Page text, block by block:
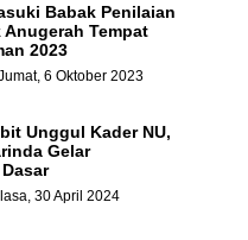
Babak Penilaian
Tempat
2023
6 Oktober 2023
Unggul Kader NU,
Gelar
30 April 2024